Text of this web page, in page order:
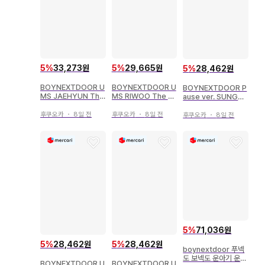
5%33,273원
BOYNEXTDOOR U
MS JAEHYUN The
후쿠오카 ・ 8일 전
5%29,665원
BOYNEXTDOOR U
MS RIWOO The A
후쿠오카・ 8일 전
5%28,462원
BOYNEXTDOOR P
ause ver. SUNGH
후쿠오카 ・ 8일 전
5%28,462원 5%28,462원
5%71,036원
boynextdoor 푸넥
도 보넥도 운아기 운학